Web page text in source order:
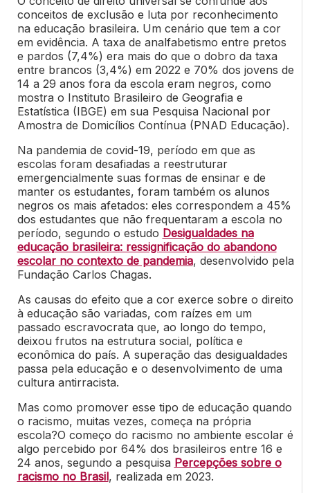
conceitos de exclusão e luta por reconhecimento
na educação brasileira. Um cenário que tem a cor
em evidência. A taxa de analfabetismo entre pretos
e pardos (7,4%) era mais do que o dobro da taxa
entre brancos (3,4%) em 2022 e 70% dos jovens de
14 a 29 anos fora da escola eram negros, como
mostra o Instituto Brasileiro de Geografia e
Estatística (IBGE) em sua Pesquisa Nacional por
Amostra de Domicílios Contínua (PNAD Educação).
Na pandemia de covid-19, período em que as
escolas foram desafiadas a reestruturar
emergencialmente suas formas de ensinar e de
manter os estudantes, foram também os alunos
negros os mais afetados: eles correspondem a 45%
dos estudantes que não frequentaram a escola no
período, segundo o estudo Desigualdades na
educação brasileira: ressignificação do abandono
escolar no contexto de pandemia, desenvolvido pela
Fundação Carlos Chagas.
As causas do efeito que a cor exerce sobre o direito
à educação são variadas, com raízes em um
passado escravocrata que, ao longo do tempo,
deixou frutos na estrutura social, política e
econômica do país. A superação das desigualdades
passa pela educação e o desenvolvimento de uma
cultura antirracista.
Mas como promover esse tipo de educação quando
o racismo, muitas vezes, começa na própria
escola?O começo do racismo no ambiente escolar é
algo percebido por 64% dos brasileiros entre 16 e
24 anos, segundo a pesquisa Percepções sobre o
racismo no Brasil, realizada em 2023.